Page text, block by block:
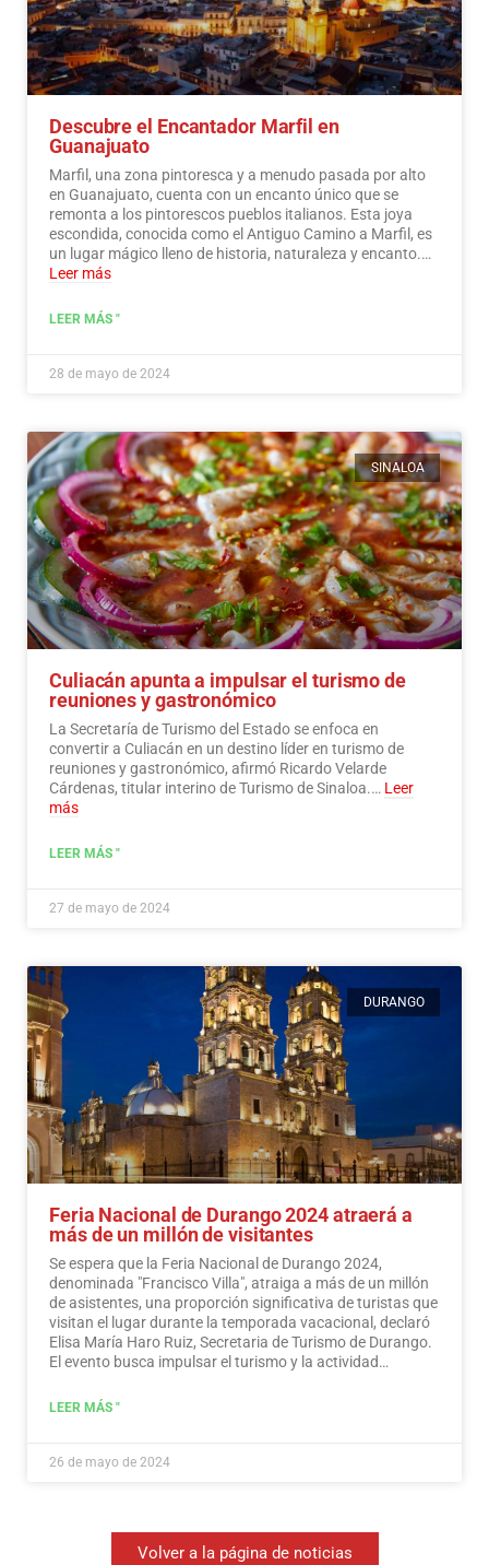
Descubre el Encantador Marfil en
Guanajuato
Marfil, una zona pintoresca y a menudo pasada por alto
en Guanajuato, cuenta con un encanto único que se
remonta a los pintorescos pueblos italianos. Esta joya
escondida, conocida como el Antiguo Camino a Marfil, es
un lugar mágico lleno de historia, naturaleza y encanto.…
Leer más
LEER MÁS "
28 de mayo de 2024
SINALOA
Culiacán apunta a impulsar el turismo de
reuniones y gastronómico
La Secretaría de Turismo del Estado se enfoca en
convertir a Culiacán en un destino líder en turismo de
reuniones y gastronómico, afirmó Ricardo Velarde
Cárdenas, titular interino de Turismo de Sinaloa.… Leer
más
LEER MÁS "
27 de mayo de 2024
DURANGO
Feria Nacional de Durango 2024 atraerá a
más de un millón de visitantes
Se espera que la Feria Nacional de Durango 2024,
denominada "Francisco Villa", atraiga a más de un millón
de asistentes, una proporción significativa de turistas que
visitan el lugar durante la temporada vacacional, declaró
Elisa María Haro Ruiz, Secretaria de Turismo de Durango.
El evento busca impulsar el turismo y la actividad
LEER MÁS "
26 de mayo de 2024
Volver a la página de noticias